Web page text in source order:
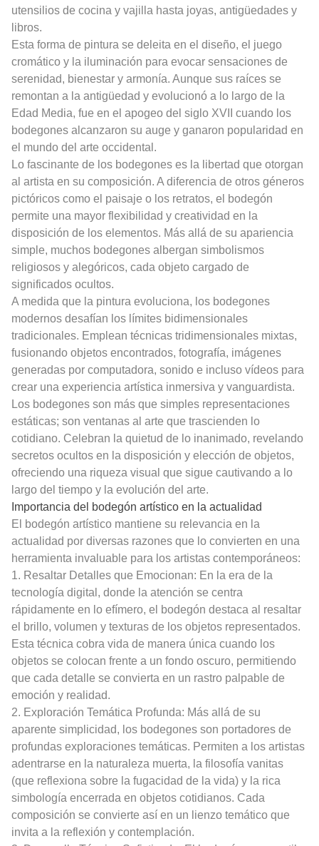
utensilios de cocina y vajilla hasta joyas, antigüedades y
libros.
Esta forma de pintura se deleita en el diseño, el juego
cromático y la iluminación para evocar sensaciones de
serenidad, bienestar y armonía. Aunque sus raíces se
remontan a la antigüedad y evolucionó a lo largo de la
Edad Media, fue en el apogeo del siglo XVII cuando los
bodegones alcanzaron su auge y ganaron popularidad en
el mundo del arte occidental.
Lo fascinante de los bodegones es la libertad que otorgan
al artista en su composición. A diferencia de otros géneros
pictóricos como el paisaje o los retratos, el bodegón
permite una mayor flexibilidad y creatividad en la
disposición de los elementos. Más allá de su apariencia
simple, muchos bodegones albergan simbolismos
religiosos y alegóricos, cada objeto cargado de
significados ocultos.
A medida que la pintura evoluciona, los bodegones
modernos desafían los límites bidimensionales
tradicionales. Emplean técnicas tridimensionales mixtas,
fusionando objetos encontrados, fotografía, imágenes
generadas por computadora, sonido e incluso vídeos para
crear una experiencia artística inmersiva y vanguardista.
Los bodegones son más que simples representaciones
estáticas; son ventanas al arte que trascienden lo
cotidiano. Celebran la quietud de lo inanimado, revelando
secretos ocultos en la disposición y elección de objetos,
ofreciendo una riqueza visual que sigue cautivando a lo
largo del tiempo y la evolución del arte.
Importancia del bodegón artístico en la actualidad
El bodegón artístico mantiene su relevancia en la
actualidad por diversas razones que lo convierten en una
herramienta invaluable para los artistas contemporáneos:
1. Resaltar Detalles que Emocionan: En la era de la
tecnología digital, donde la atención se centra
rápidamente en lo efímero, el bodegón destaca al resaltar
el brillo, volumen y texturas de los objetos representados.
Esta técnica cobra vida de manera única cuando los
objetos se colocan frente a un fondo oscuro, permitiendo
que cada detalle se convierta en un rastro palpable de
emoción y realidad.
2. Exploración Temática Profunda: Más allá de su
aparente simplicidad, los bodegones son portadores de
profundas exploraciones temáticas. Permiten a los artistas
adentrarse en la naturaleza muerta, la filosofía vanitas
(que reflexiona sobre la fugacidad de la vida) y la rica
simbología encerrada en objetos cotidianos. Cada
composición se convierte así en un lienzo temático que
invita a la reflexión y contemplación.